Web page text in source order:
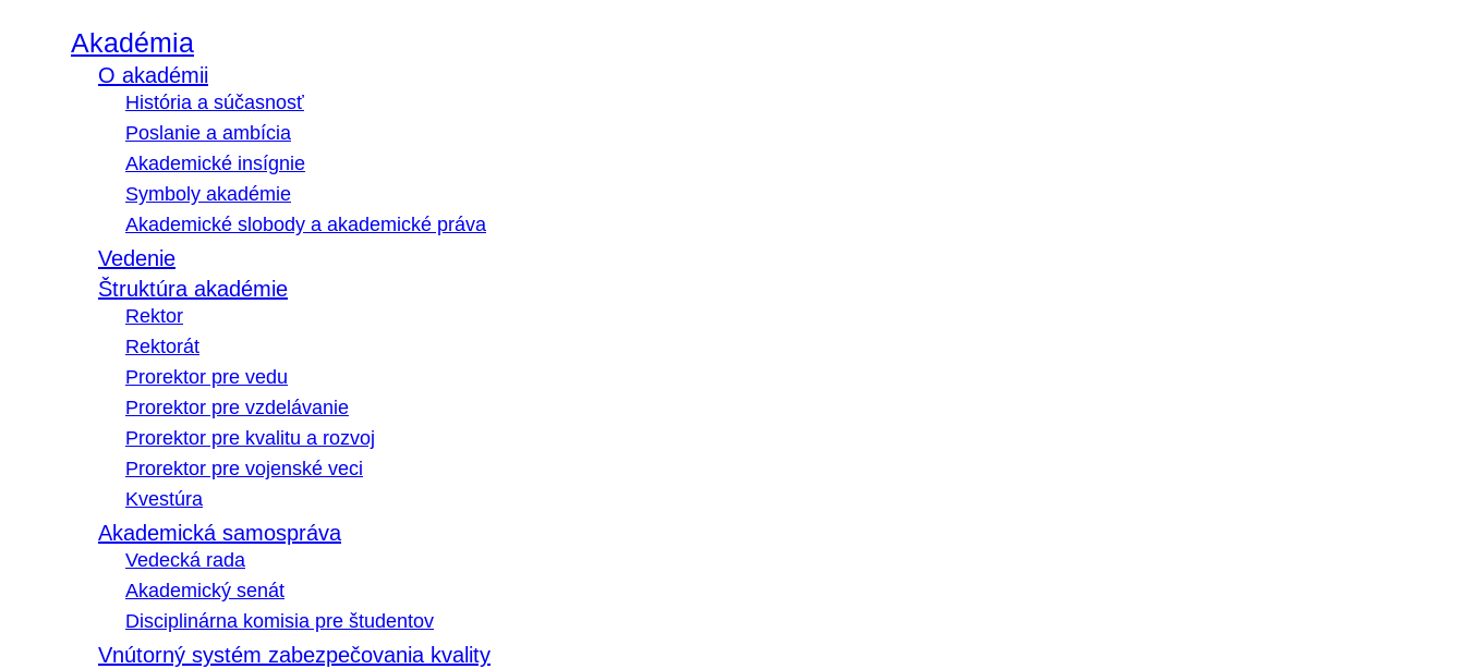
Akadémia
O akadémii
História a súčasnosť
Poslanie a ambícia
Akademické insígnie
Symboly akadémie
Akademické slobody a akademické práva
Vedenie
Štruktúra akadémie
Rektor
Rektorát
Prorektor pre vedu
Prorektor pre vzdelávanie
Prorektor pre kvalitu a rozvoj
Prorektor pre vojenské veci
Kvestúra
Akademická samospráva
Vedecká rada
Akademický senát
Disciplinárna komisia pre študentov
Vnútorný systém zabezpečovania kvality